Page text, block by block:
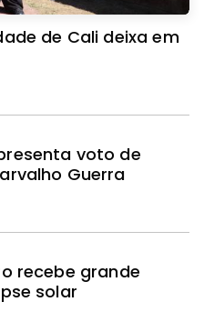
Cali deixa em
voto de
Guerra
recebe grande
solar